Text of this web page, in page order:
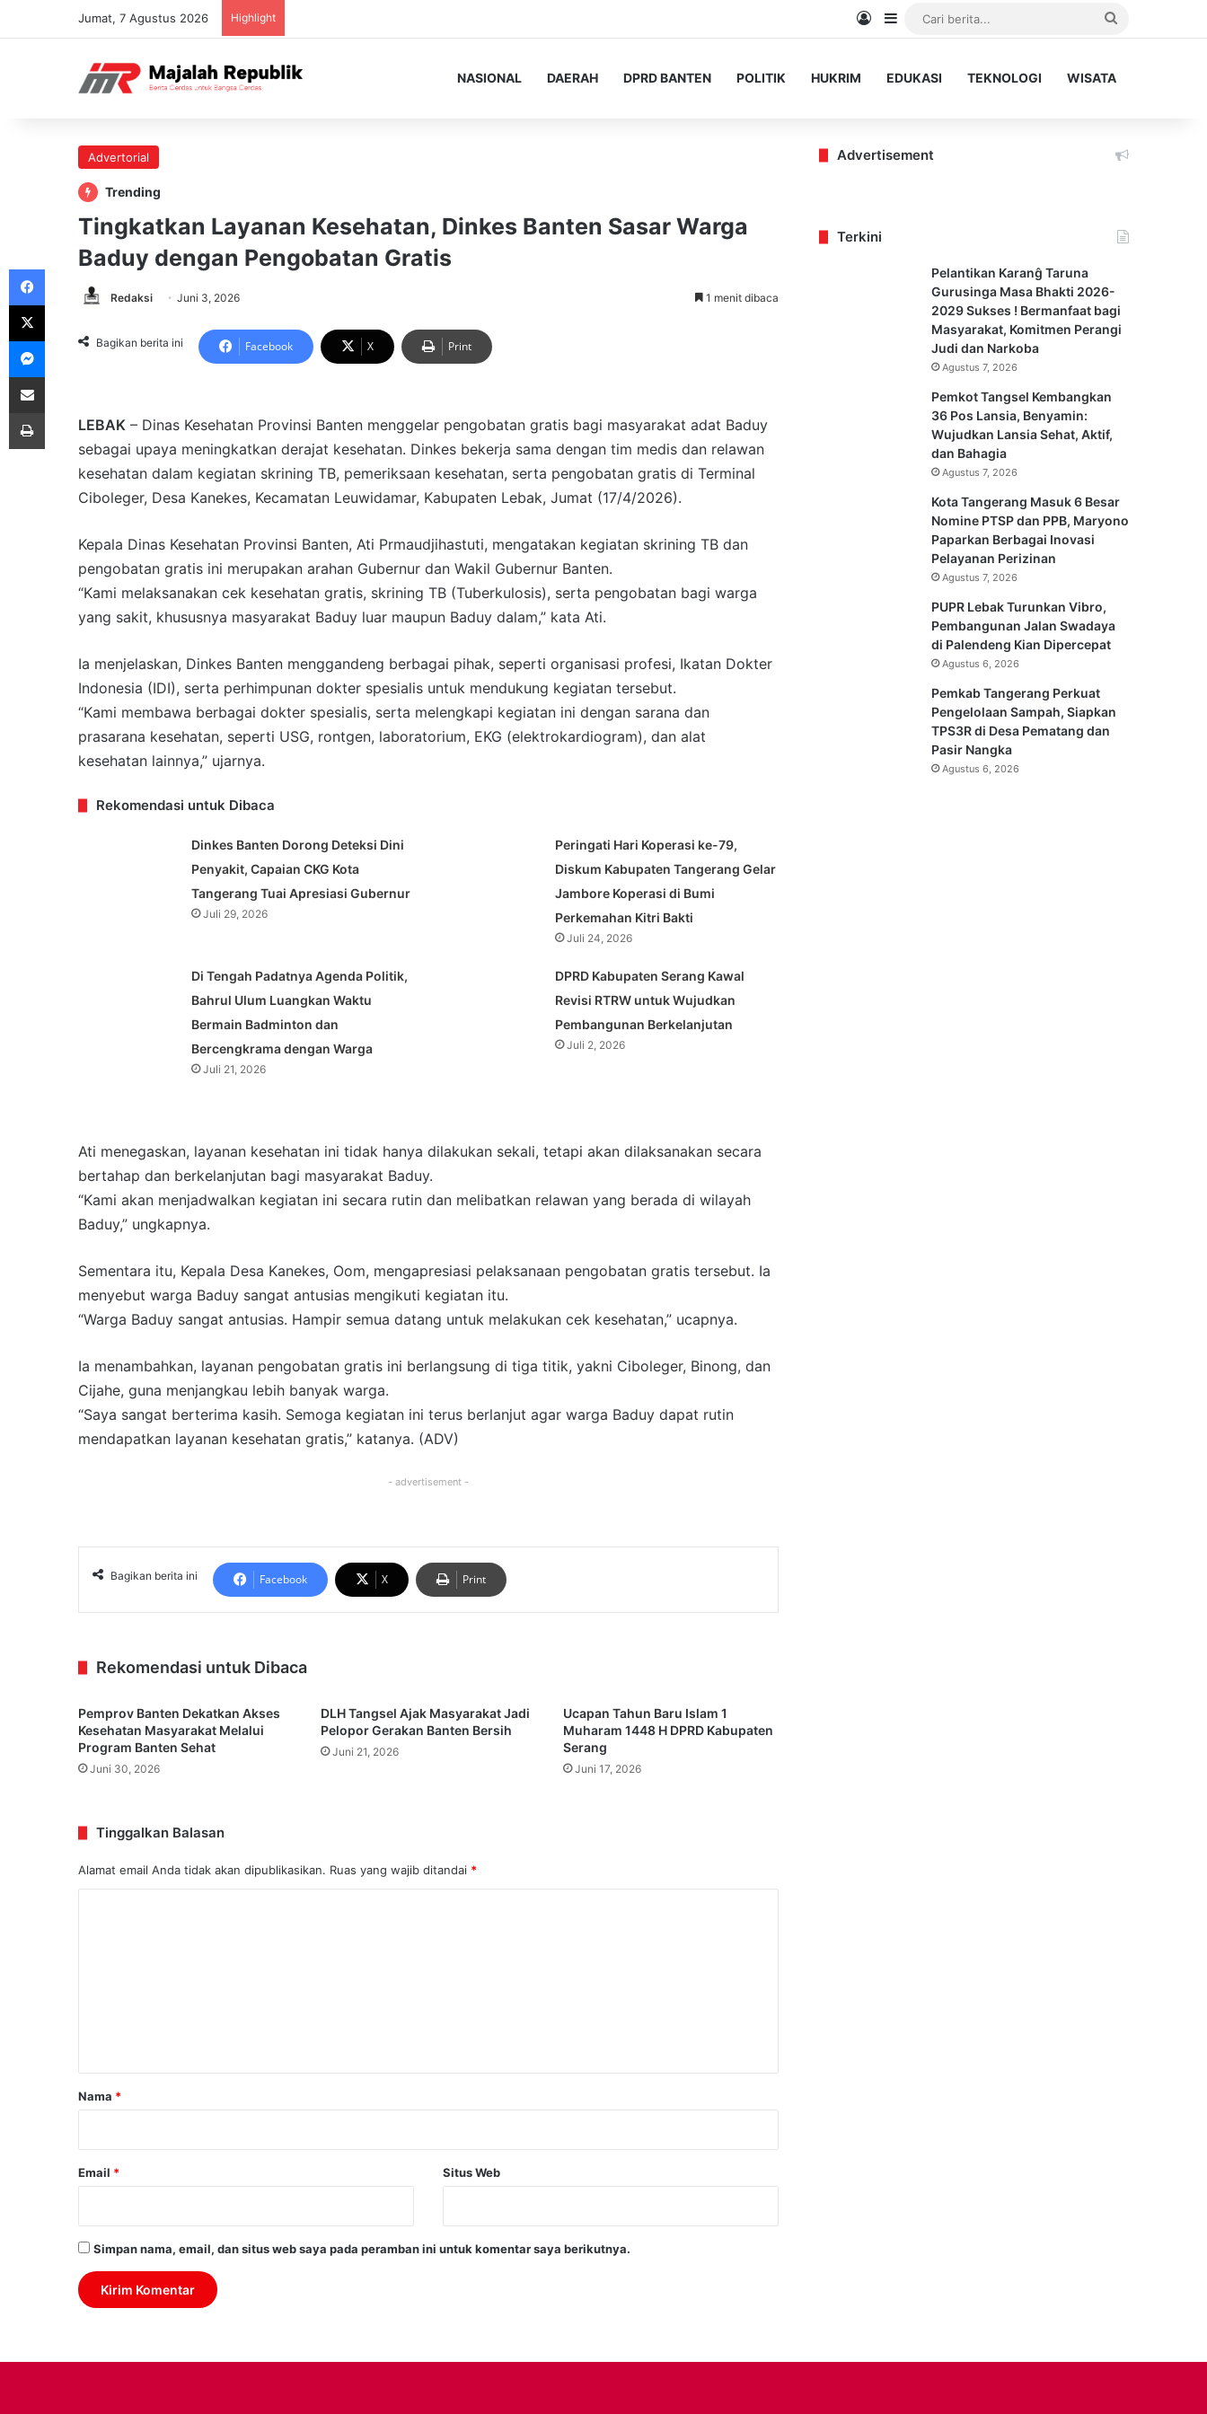
Jumat, 7 Agustus 2026 Highlight Log InSidebar
NASIONAL DAERAH DPRD BANTEN POLITIK HUKRIM EDUKASI TEKNOLOGI WISATA
Advertorial
Trending
Tingkatkan Layanan Kesehatan, Dinkes Banten Sasar Warga
Baduy dengan Pengobatan Gratis
Redaksi Juni 3, 2026 1 menit dibaca
Bagikan berita ini Facebook X Print
LEBAK – Dinas Kesehatan Provinsi Banten menggelar pengobatan gratis bagi masyarakat adat Baduy
sebagai upaya meningkatkan derajat kesehatan. Dinkes bekerja sama dengan tim medis dan relawan
kesehatan dalam kegiatan skrining TB, pemeriksaan kesehatan, serta pengobatan gratis di Terminal
Ciboleger, Desa Kanekes, Kecamatan Leuwidamar, Kabupaten Lebak, Jumat (17/4/2026).
Kepala Dinas Kesehatan Provinsi Banten, Ati Prmaudjihastuti, mengatakan kegiatan skrining TB dan
pengobatan gratis ini merupakan arahan Gubernur dan Wakil Gubernur Banten.
“Kami melaksanakan cek kesehatan gratis, skrining TB (Tuberkulosis), serta pengobatan bagi warga
yang sakit, khususnya masyarakat Baduy luar maupun Baduy dalam,” kata Ati.
Ia menjelaskan, Dinkes Banten menggandeng berbagai pihak, seperti organisasi profesi, Ikatan Dokter
Indonesia (IDI), serta perhimpunan dokter spesialis untuk mendukung kegiatan tersebut.
“Kami membawa berbagai dokter spesialis, serta melengkapi kegiatan ini dengan sarana dan
prasarana kesehatan, seperti USG, rontgen, laboratorium, EKG (elektrokardiogram), dan alat
kesehatan lainnya,” ujarnya.
Rekomendasi untuk Dibaca
Dinkes Banten Dorong Deteksi Dini
Penyakit, Capaian CKG Kota
Tangerang Tuai Apresiasi Gubernur
Juli 29, 2026
Peringati Hari Koperasi ke-79,
Diskum Kabupaten Tangerang Gelar
Jambore Koperasi di Bumi
Perkemahan Kitri Bakti
Juli 24, 2026
Di Tengah Padatnya Agenda Politik,
Bahrul Ulum Luangkan Waktu
Bermain Badminton dan
Bercengkrama dengan Warga
Juli 21, 2026
DPRD Kabupaten Serang Kawal
Revisi RTRW untuk Wujudkan
Pembangunan Berkelanjutan
Juli 2, 2026
Ati menegaskan, layanan kesehatan ini tidak hanya dilakukan sekali, tetapi akan dilaksanakan secara
bertahap dan berkelanjutan bagi masyarakat Baduy.
“Kami akan menjadwalkan kegiatan ini secara rutin dan melibatkan relawan yang berada di wilayah
Baduy,” ungkapnya.
Sementara itu, Kepala Desa Kanekes, Oom, mengapresiasi pelaksanaan pengobatan gratis tersebut. Ia
menyebut warga Baduy sangat antusias mengikuti kegiatan itu.
“Warga Baduy sangat antusias. Hampir semua datang untuk melakukan cek kesehatan,” ucapnya.
Ia menambahkan, layanan pengobatan gratis ini berlangsung di tiga titik, yakni Ciboleger, Binong, dan
Cijahe, guna menjangkau lebih banyak warga.
“Saya sangat berterima kasih. Semoga kegiatan ini terus berlanjut agar warga Baduy dapat rutin
mendapatkan layanan kesehatan gratis,” katanya. (ADV)
- advertisement -
Bagikan berita ini Facebook X Print
Rekomendasi untuk Dibaca
Pemprov Banten Dekatkan Akses
Kesehatan Masyarakat Melalui
Program Banten Sehat
Juni 30, 2026
DLH Tangsel Ajak Masyarakat Jadi
Pelopor Gerakan Banten Bersih
Juni 21, 2026
Ucapan Tahun Baru Islam 1
Muharam 1448 H DPRD Kabupaten
Serang
Juni 17, 2026
Tinggalkan Balasan
Alamat email Anda tidak akan dipublikasikan. Ruas yang wajib ditandai *
r
Nama *
Email * Situs Web
Simpan nama, email, dan situs web saya pada peramban ini untuk komentar saya berikutnya.
Advertisement
Terkini
Pelantikan Karanĝ Taruna
Gurusinga Masa Bhakti 2026-
2029 Sukses ! Bermanfaat bagi
Masyarakat, Komitmen Perangi
Judi dan Narkoba
Agustus 7, 2026
Pemkot Tangsel Kembangkan
36 Pos Lansia, Benyamin:
Wujudkan Lansia Sehat, Aktif,
dan Bahagia
Agustus 7, 2026
Kota Tangerang Masuk 6 Besar
Nomine PTSP dan PPB, Maryono
Paparkan Berbagai Inovasi
Pelayanan Perizinan
Agustus 7, 2026
PUPR Lebak Turunkan Vibro,
Pembangunan Jalan Swadaya
di Palendeng Kian Dipercepat
Agustus 6, 2026
Pemkab Tangerang Perkuat
Pengelolaan Sampah, Siapkan
TPS3R di Desa Pematang dan
Pasir Nangka
Agustus 6, 2026
Facebook
X
Messenger
Share via Email